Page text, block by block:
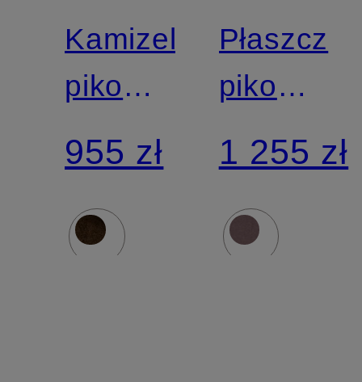
DUCK
Kamizelka
pikowana
CASSANDRA
z
mieszanki
955 zł
DUCK
Płaszcz
pikowany
LYSA
1 255 zł